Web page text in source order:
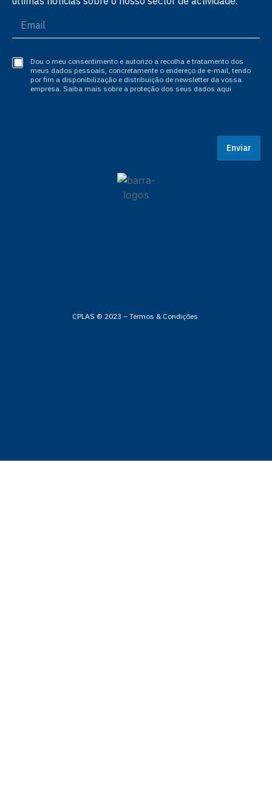
Dou o meu consentimento e autorizo a recolha e tratamento dos
meus dados pessoais, concretamente o endereço de e-mail, tendo
por fim a disponibilização e distribuição de newsletter da vossa
empresa. Saiba mais sobre a proteção dos seus dados aqui
Enviar
CPLAS © 2023 – Termos & Condições